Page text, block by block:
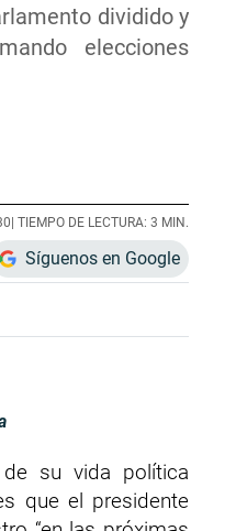
dividido y
elecciones
| TIEMPO DE LECTURA: 3 MIN.
Síguenos en Google
su vida política
que el presidente